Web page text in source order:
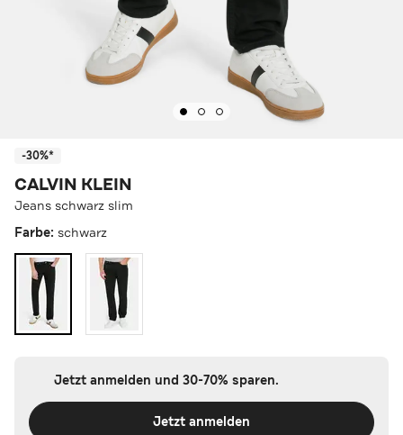
-30%*
CALVIN KLEIN
Jeans schwarz slim
Farbe: schwarz
Jetzt anmelden und 30-70% sparen.
Jetzt anmelden